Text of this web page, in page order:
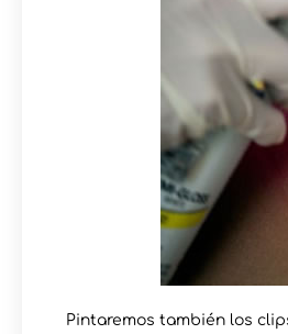
Pintaremos también los